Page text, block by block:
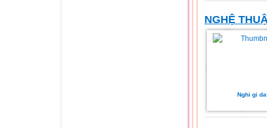
NGHỆ
Nghi gi